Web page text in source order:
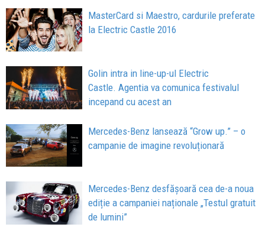
MasterCard si Maestro, cardurile preferate
la Electric Castle 2016
Golin intra in line-up-ul Electric
Castle. Agentia va comunica festivalul
incepand cu acest an
Mercedes-Benz lansează “Grow up.” – o
campanie de imagine revoluționară
Mercedes-Benz desfășoară cea de-a noua
ediție a campaniei naționale „Testul gratuit
de lumini”